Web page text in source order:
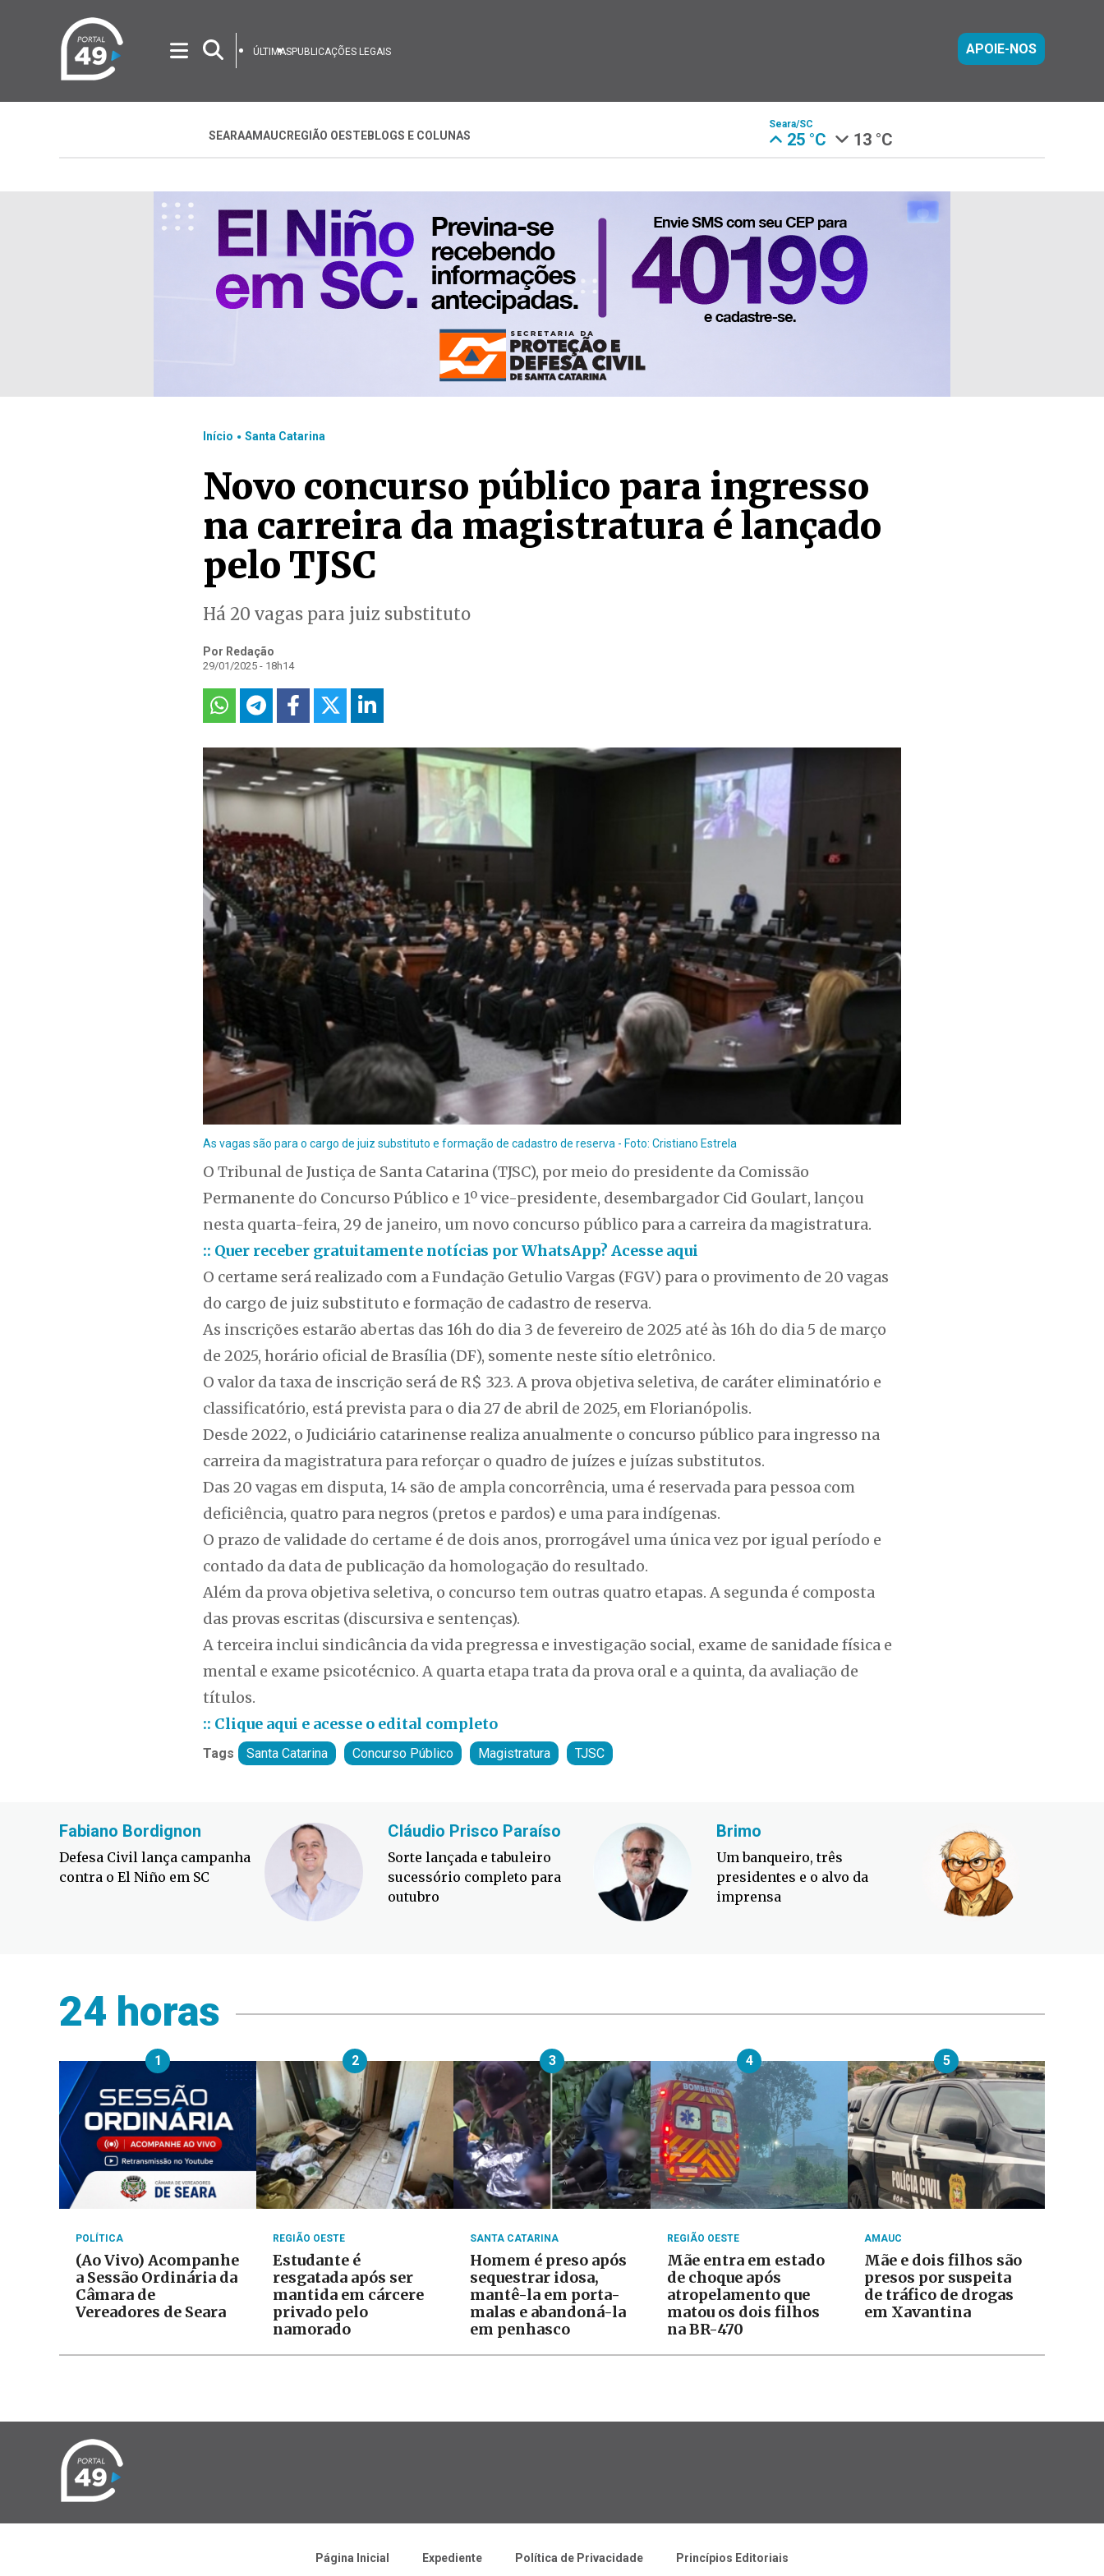
ÚLTIMASPUBLICAÇÕES LEGAIS APOIE-NOS
SEARAAMAUC REGIÃO OESTEBLOGS E COLUNAS
Seara/SC
25 °C 13 °C
Início . Santa Catarina
Novo concurso público para ingresso
na carreira da magistratura é lançado
pelo TJSC
Há 20 vagas para juiz substituto
Por Redação
29/01/2025 - 18h14
As vagas são para o cargo de juiz substituto e formação de cadastro de reserva - Foto: Cristiano Estrela
O Tribunal de Justiça de Santa Catarina (TJSC), por meio do presidente da Comissão
Permanente do Concurso Público e 1º vice-presidente, desembargador Cid Goulart, lançou
nesta quarta-feira, 29 de janeiro, um novo concurso público para a carreira da magistratura.
:: Quer receber gratuitamente notícias por WhatsApp? Acesse aqui
O certame será realizado com a Fundação Getulio Vargas (FGV) para o provimento de 20 vagas
do cargo de juiz substituto e formação de cadastro de reserva.
As inscrições estarão abertas das 16h do dia 3 de fevereiro de 2025 até às 16h do dia 5 de março
de 2025, horário oficial de Brasília (DF), somente neste sítio eletrônico.
O valor da taxa de inscrição será de R$ 323. A prova objetiva seletiva, de caráter eliminatório e
classificatório, está prevista para o dia 27 de abril de 2025, em Florianópolis.
Desde 2022, o Judiciário catarinense realiza anualmente o concurso público para ingresso na
carreira da magistratura para reforçar o quadro de juízes e juízas substitutos.
Das 20 vagas em disputa, 14 são de ampla concorrência, uma é reservada para pessoa com
deficiência, quatro para negros (pretos e pardos) e uma para indígenas.
O prazo de validade do certame é de dois anos, prorrogável uma única vez por igual período e
contado da data de publicação da homologação do resultado.
Além da prova objetiva seletiva, o concurso tem outras quatro etapas. A segunda é composta
das provas escritas (discursiva e sentenças).
A terceira inclui sindicância da vida pregressa e investigação social, exame de sanidade física e
mental e exame psicotécnico. A quarta etapa trata da prova oral e a quinta, da avaliação de
títulos.
:: Clique aqui e acesse o edital completo
Tags Santa Catarina Concurso Público Magistratura TJSC
Fabiano Bordignon
Defesa Civil lança campanha
contra o El Niño em SC
Cláudio Prisco Paraíso
Sorte lançada e tabuleiro
sucessório completo para
outubro
Brimo
Um banqueiro, três
presidentes e o alvo da
imprensa
24 horas
1
POLÍTICA
(Ao Vivo) Acompanhe
a Sessão Ordinária da
Câmara de
Vereadores de Seara
2
REGIÃO OESTE
Estudante é
resgatada após ser
mantida em cárcere
privado pelo
namorado
3
SANTA CATARINA
Homem é preso após
sequestrar idosa,
mantê-la em porta-
malas e abandoná-la
em penhasco
4
REGIÃO OESTE
Mãe entra em estado
de choque após
atropelamento que
matou os dois filhos
na BR-470
5
AMAUC
Mãe e dois filhos são
presos por suspeita
de tráfico de drogas
em Xavantina
Página Inicial Expediente Política de Privacidade Princípios Editoriais